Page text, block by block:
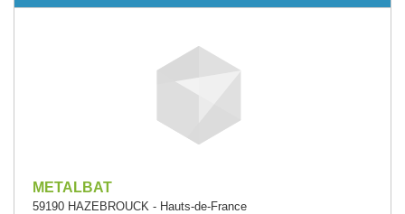
METALBAT
59190 HAZEBROUCK - Hauts-de-France